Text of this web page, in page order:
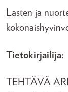
Lasten ja
Tietokirjailija:
TEHTÄVÄ